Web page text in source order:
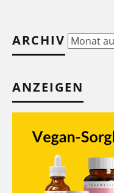
ARCHIV Archiv
ANZEIGEN